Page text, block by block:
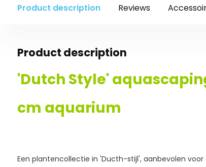
Product description Reviews
Product description
'Dutch Style'
cm aquarium
Een plantencollectie in 'Ducth-stijl', aanbevolen